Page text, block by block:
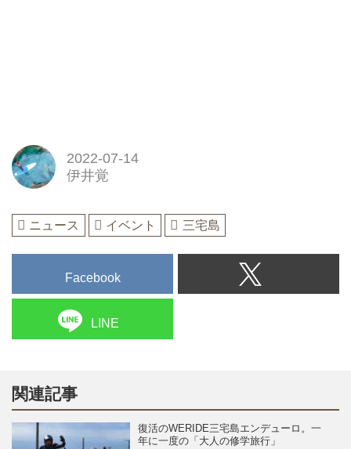
2022-07-14
伊井覚
ニュース イベント 三宅島
Facebook
LINE
関連記事
復活のWERIDE三宅島エンデューロ。一
年に一度の「大人の修学旅行」